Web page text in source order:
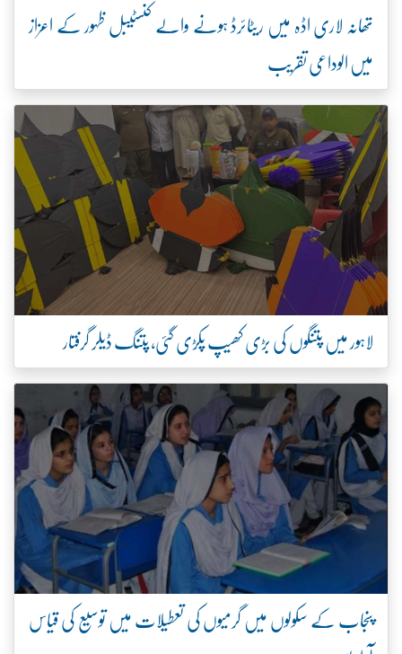
تھانہ لاری اڈہ میں ریٹائرڈ ہونے والے کنسٹیبل ظہور کے اعزاز
میں الوداعی تقریب
لاہور میں پتنگوں کی بڑی کھیپ پکڑی گئی، پتنگ ڈیلر گرفتار
پنجاب کے سکولوں میں گرمیوں کی تعطیلات میں توسیع کی قیاس